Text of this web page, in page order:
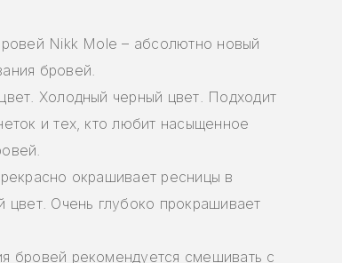
Nikk Mole – абсолютно новый
бровей.
Холодный черный цвет. Подходит
и тех, кто любит насыщенное
окрашивает ресницы в
цвет. Очень глубоко прокрашивает
бровей рекомендуется смешивать с